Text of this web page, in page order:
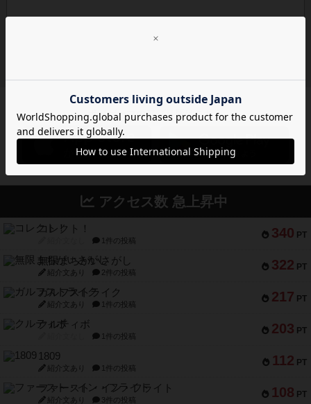
ボドゲーマのアプリ版はこちら
アクセス数 急上昇中
340 PT
コレクト！
1件の投稿
322 PT
無限まちがいさがし
紹介文あり 2件の投稿
217 PT
ガルフストライク
紹介文あり 1件の投稿
203 PT
クルティボ
1件の投稿
112 PT
1809
紹介文あり 1件の投稿
108 PT
ファースト・イン・フライト
紹介文あり 3件の投稿